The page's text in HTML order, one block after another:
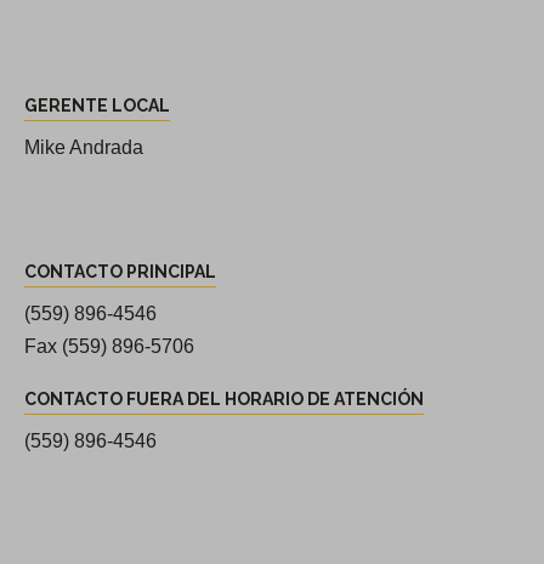
o
s
d
i
s
r
i
e
r
e
d
e
d
i
s
GERENTE LOCAL
Mike Andrada
o
n
t
a
c
t
CONTACTO PRINCIPAL
(559) 896-4546
Fax (559) 896-5706
CONTACTO FUERA DEL HORARIO DE ATENCIÓN
(559) 896-4546